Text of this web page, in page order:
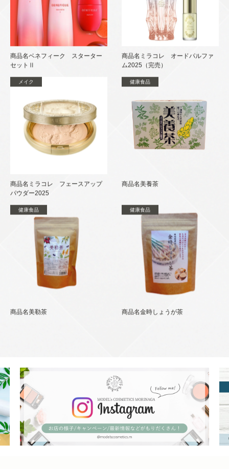
商品名ベネフィーク スターター
セットⅡ
商品名ミラコレ オードパルファ
ム2025（完売）
メイク
商品名ミラコレ フェースアップ
パウダー2025
健康食品
商品名美養茶
健康食品
商品名美勒茶
健康食品
商品名金時しょうが茶